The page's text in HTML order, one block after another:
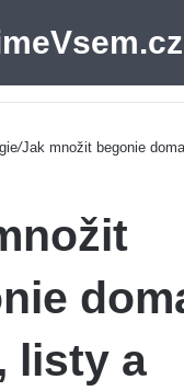
/Jak množit begonie
listy a